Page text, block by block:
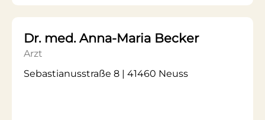
Dr. med. Anna-Maria Becker
Arzt
Sebastianusstraße 8 | 41460 Neuss